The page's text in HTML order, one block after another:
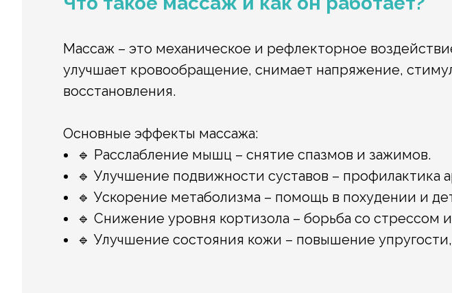
Массаж – это механическое и рефлекторное
улучшает кровообращение, снимает напряжение,
восстановления.
Основные эффекты массажа:
🔹 Расслабление мышц – снятие спазмов и зажимов.
🔹 Улучшение подвижности суставов – профилактика
🔹 Ускорение метаболизма – помощь в похудении и
🔹 Снижение уровня кортизола – борьба со стрессом
🔹 Улучшение состояния кожи – повышение